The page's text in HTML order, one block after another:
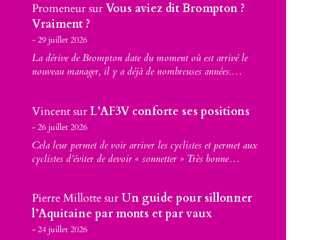
PromeneursurVous aviez dit Brompton ?
Vraiment ?
29 juillet 2026
La dérive de Brompton date du moment où est arrivé le
nouveau manager, il y a déjà de nombreuses années.…
VincentsurL’AF3V conforte ses positions
26 juillet 2026
Cela leur permet de voir arriver les cyclistes et permet aux
cyclistes d’éviter de devoir « sonnetter » Très bonne…
Pierre MillottesurUn guide pour sillonner
l’Aquitaine par monts et par vaux
24 juillet 2026